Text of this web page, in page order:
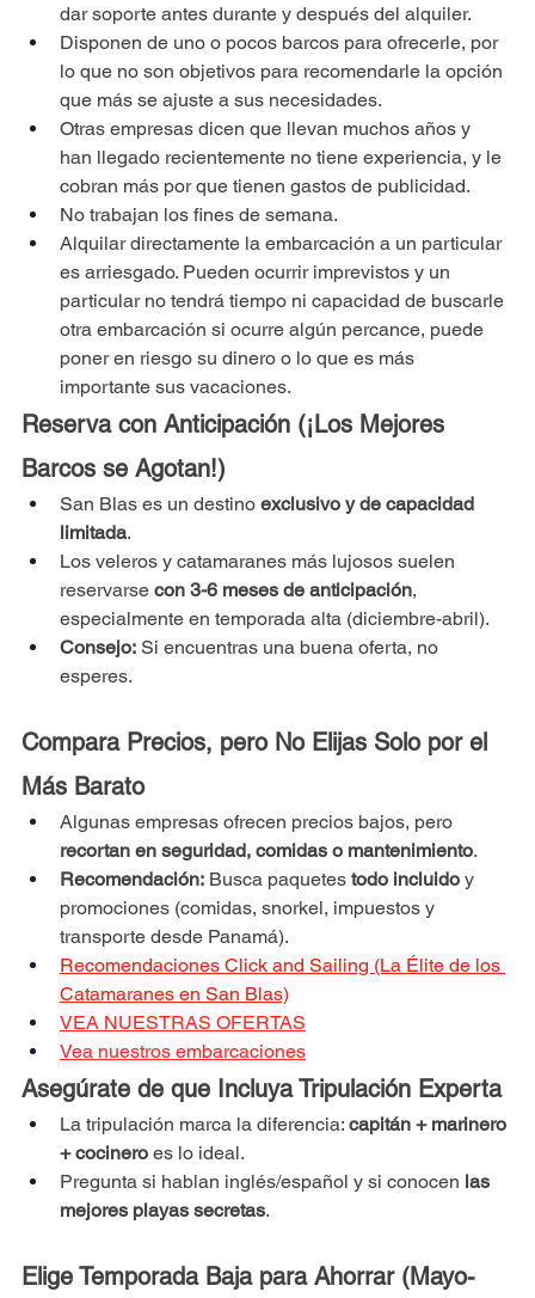
dar soporte antes durante y después del alquiler.
Disponen de uno o pocos barcos para ofrecerle, por
lo que no son objetivos para recomendarle la opción
que más se ajuste a sus necesidades.
Otras empresas dicen que llevan muchos años y
han llegado recientemente no tiene experiencia, y le
cobran más por que tienen gastos de publicidad.
No trabajan los fines de semana.
Alquilar directamente la embarcación a un particular
es arriesgado. Pueden ocurrir imprevistos y un
particular no tendrá tiempo ni capacidad de buscarle
otra embarcación si ocurre algún percance, puede
poner en riesgo su dinero o lo que es más
importante sus vacaciones.
Reserva con Anticipación (¡Los Mejores
Barcos se Agotan!)
San Blas es un destino exclusivo y de capacidad
limitada.
Los veleros y catamaranes más lujosos suelen
reservarse con 3-6 meses de anticipación,
especialmente en temporada alta (diciembre-abril).
Consejo: Si encuentras una buena oferta, no
esperes.
Compara Precios, pero No Elijas Solo por el
Más Barato
Algunas empresas ofrecen precios bajos, pero
recortan en seguridad, comidas o mantenimiento.
Recomendación: Busca paquetes todo incluido y
promociones (comidas, snorkel, impuestos y
transporte desde Panamá).
Recomendaciones Click and Sailing (La Élite de los
Catamaranes en San Blas)
VEA NUESTRAS OFERTAS
Vea nuestros embarcaciones
Asegúrate de que Incluya Tripulación Experta
La tripulación marca la diferencia: capitán + marinero
+ cocinero es lo ideal.
Pregunta si hablan inglés/español y si conocen las
mejores playas secretas.
Elige Temporada Baja para Ahorrar (Mayo-